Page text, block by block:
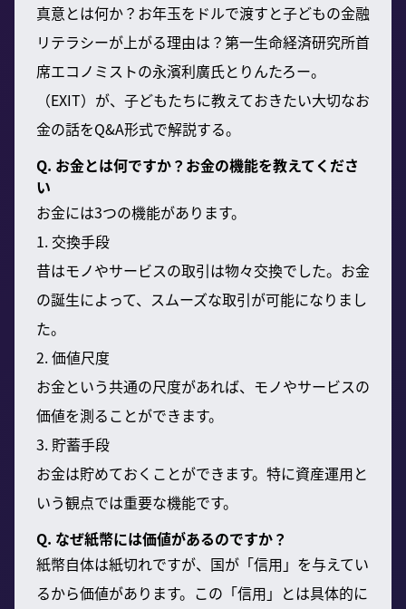
真意とは何か？お年玉をドルで渡すと子どもの金融
リテラシーが上がる理由は？第一生命経済研究所首
席エコノミストの永濱利廣氏とりんたろー。
（EXIT）が、子どもたちに教えておきたい大切なお
金の話をQ&A形式で解説する。
Q. お金とは何ですか？お金の機能を教えてくださ
い
お金には3つの機能があります。
1. 交換手段
昔はモノやサービスの取引は物々交換でした。お金
の誕生によって、スムーズな取引が可能になりまし
た。
2. 価値尺度
お金という共通の尺度があれば、モノやサービスの
価値を測ることができます。
3. 貯蓄手段
お金は貯めておくことができます。特に資産運用と
いう観点では重要な機能です。
Q. なぜ紙幣には価値があるのですか？
紙幣自体は紙切れですが、国が「信用」を与えてい
るから価値があります。この「信用」とは具体的に